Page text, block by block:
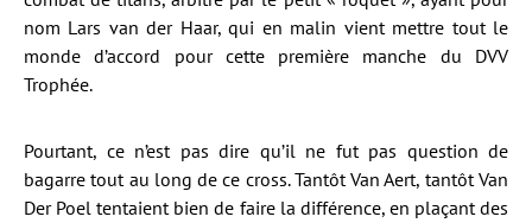
nom Lars van der Haar, qui en malin vient mettre tout le
monde d’accord pour cette première manche du DVV
Trophée.
Pourtant, ce n’est pas dire qu’il ne fut pas question de
bagarre tout au long de ce cross. Tantôt Van Aert, tantôt Van
Der Poel tentaient bien de faire la différence, en plaçant des